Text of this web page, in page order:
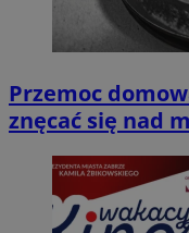
Przemoc
znęcać się nad